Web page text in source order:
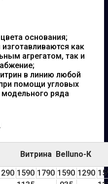
основания;
как
агрегатом, так и
в линию любой
помощи угловых
ряда
Витрина Belluno-К
1590 1790 1590 1290